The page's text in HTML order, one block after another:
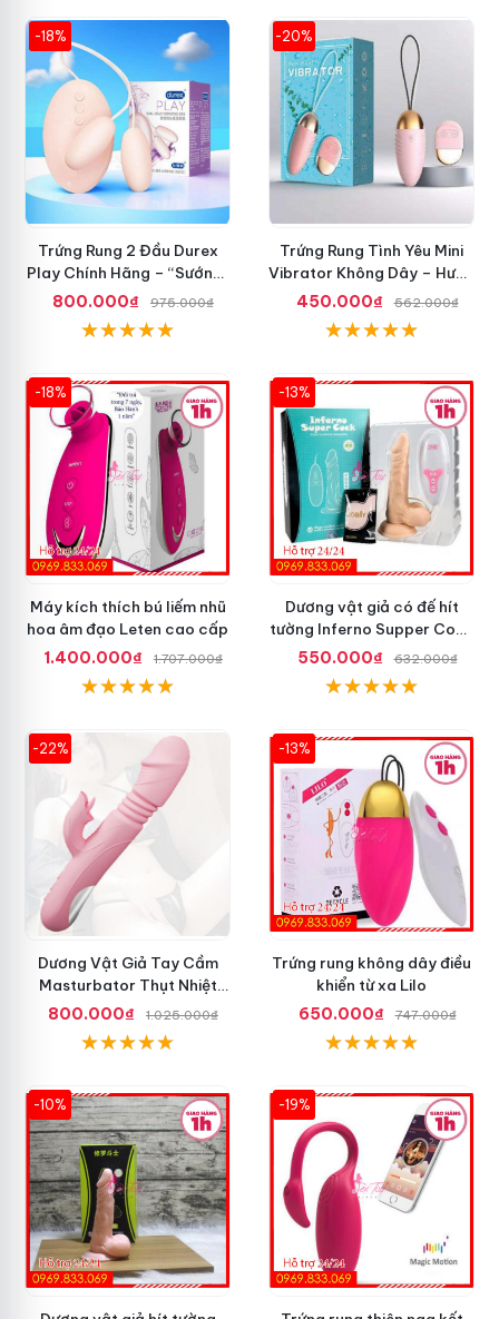
-18%
Trứng Rung 2 Đầu Durex
Play Chính Hãng – “Sướng”
Đã Đời
800.000₫ 975.000₫
-20%
Trứng Rung Tình Yêu Mini
Vibrator Không Dây – Hưng
Phấn Mọi Nơi
450.000₫ 562.000₫
-18%
Máy kích thích bú liếm nhũ
hoa âm đạo Leten cao cấp
1.400.000₫
1.707.000₫
-13%
Dương vật giả có đế hít
tường Inferno Supper Cock
rung coay 7 chế độ
550.000₫ 632.000₫
-22%
Dương Vật Giả Tay Cầm
Masturbator Thụt Nhiệt
Liếm Rung
800.000₫ 1.025.000₫
-13%
Trứng rung không dây điều
khiển từ xa Lilo
650.000₫
747.000₫
-10% -19%